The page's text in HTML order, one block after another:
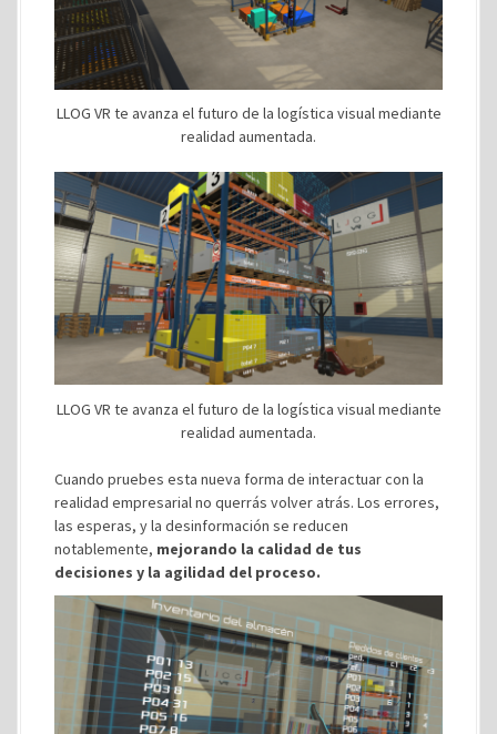
LLOG VR te avanza el futuro de la logística visual mediante
realidad aumentada.
LLOG VR te avanza el futuro de la logística visual mediante
realidad aumentada.
Cuando pruebes esta nueva forma de interactuar con la
realidad empresarial no querrás volver atrás. Los errores,
las esperas, y la desinformación se reducen
notablemente, mejorando la calidad de tus
decisiones y la agilidad del proceso.